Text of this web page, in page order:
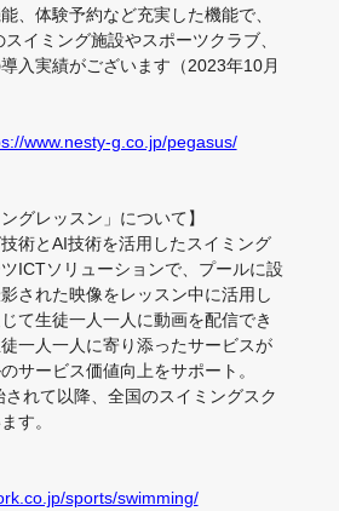
、体験予約など充実した機能で、
イミング施設やスポーツクラブ、
入実績がございます（2023年10月
www.nesty-g.co.jp/pegasus/
グレッスン」について】
術とAI技術を活用したスイミング
ICTソリューションで、プールに設
された映像をレッスン中に活用し
て生徒一人一人に動画を配信でき
一人一人に寄り添ったサービスが
サービス価値向上をサポート。
れて以降、全国のスイミングスク
す。
sports/swimming/